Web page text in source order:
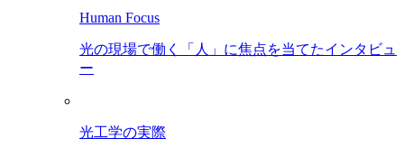
Human Focus
光の現場で働く「人」に焦点を当てたインタビュ
ー
光工学の実際